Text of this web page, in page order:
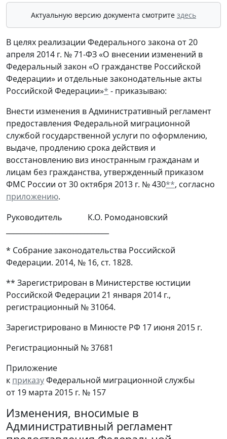
Актуальную версию документа смотрите здесь
В целях реализации Федерального закона от 20
апреля 2014 г. № 71-ФЗ «О внесении изменений в
Федеральный закон «О гражданстве Российской
Федерации» и отдельные законодательные акты
Российской Федерации»* - приказываю:
Внести изменения в Административный регламент
предоставления Федеральной миграционной
службой государственной услуги по оформлению,
выдаче, продлению срока действия и
восстановлению виз иностранным гражданам и
лицам без гражданства, утвержденный приказом
ФМС России от 30 октября 2013 г. № 430**, согласно
приложению.
Руководитель
К.О. Ромодановский
* Собрание законодательства Российской
Федерации. 2014, № 16, ст. 1828.
** Зарегистрирован в Министерстве юстиции
Российской Федерации 21 января 2014 г.,
регистрационный № 31064.
Зарегистрировано в Минюсте РФ 17 июня 2015 г.
Регистрационный № 37681
Приложение
к приказуФедеральной миграционной службы
от 19 марта 2015 г. № 157
Изменения, вносимые в
Административный регламент